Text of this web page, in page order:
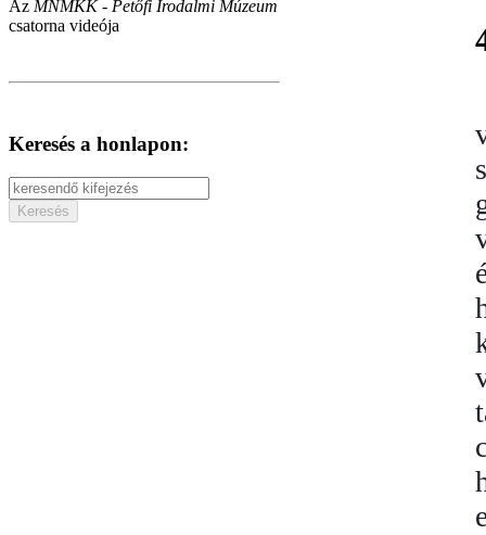
Az MNMKK - Petőfi Irodalmi Múzeum
csatorna videója
Keresés a honlapon: